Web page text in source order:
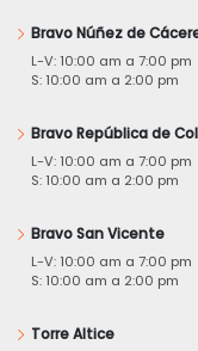
Bravo Núñez de
L-V: 10:00 am a 7:00 pm
S: 10:00 am a 2:00 pm
Bravo República de
L-V: 10:00 am a 7:00 pm
S: 10:00 am a 2:00 pm
Bravo San Vicente
L-V: 10:00 am a 7:00 pm
S: 10:00 am a 2:00 pm
Torre Altice